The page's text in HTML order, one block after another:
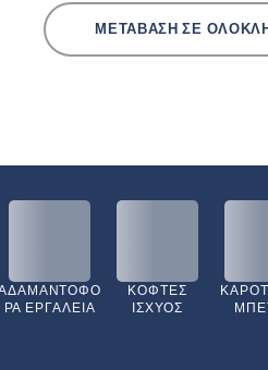
ΜΕΤΆΒΑΣΗ ΣΕ
ΡΑ ΕΡΓΑΛΕΊΑ
ΚΌΦΤΕΣ
ΙΣΧΎΟΣ